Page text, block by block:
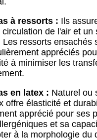
à ressorts : Ils
circulation de l'air et un
Les ressorts ensachés
appréciés
à minimiser les
en latex : Naturel ou
offre élasticité et
apprécié pour ses
et sa
à la morphologie du